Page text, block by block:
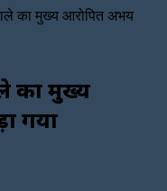
का मुख्य आरोपित अभय
का मुख्य
गया